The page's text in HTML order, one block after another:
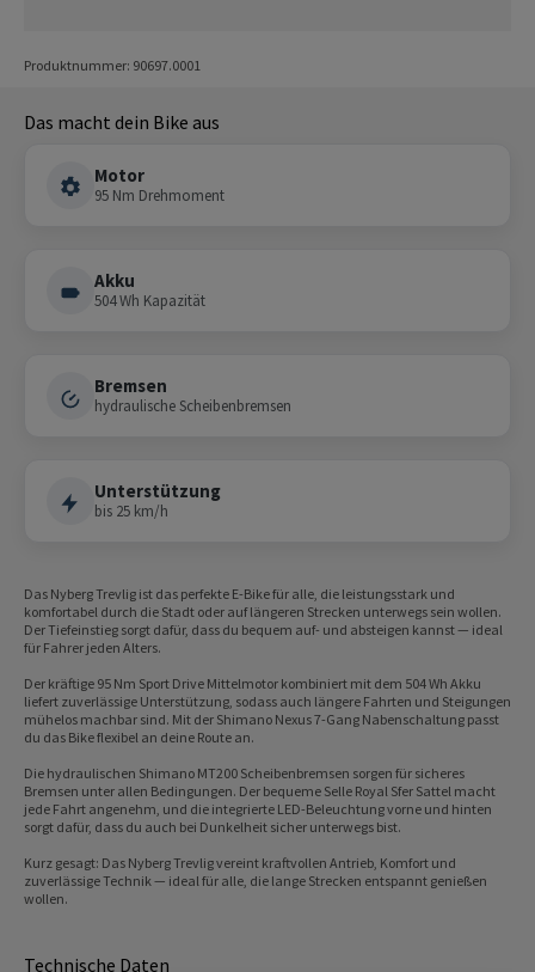
Produktnummer: 90697.0001
Das macht dein Bike aus
Motor
95 Nm Drehmoment
Akku
504 Wh Kapazität
Bremsen
hydraulische Scheibenbremsen
Unterstützung
bis 25 km/h
Das Nyberg Trevlig ist das perfekte E-Bike für alle, die leistungsstark und
komfortabel durch die Stadt oder auf längeren Strecken unterwegs sein wollen.
Der Tiefeinstieg sorgt dafür, dass du bequem auf- und absteigen kannst — ideal
für Fahrer jeden Alters.
Der kräftige 95 Nm Sport Drive Mittelmotor kombiniert mit dem 504 Wh Akku
liefert zuverlässige Unterstützung, sodass auch längere Fahrten und Steigungen
mühelos machbar sind. Mit der Shimano Nexus 7-Gang Nabenschaltung passt
du das Bike flexibel an deine Route an.
Die hydraulischen Shimano MT200 Scheibenbremsen sorgen für sicheres
Bremsen unter allen Bedingungen. Der bequeme Selle Royal Sfer Sattel macht
jede Fahrt angenehm, und die integrierte LED-Beleuchtung vorne und hinten
sorgt dafür, dass du auch bei Dunkelheit sicher unterwegs bist.
Kurz gesagt: Das Nyberg Trevlig vereint kraftvollen Antrieb, Komfort und
zuverlässige Technik — ideal für alle, die lange Strecken entspannt genießen
wollen.
Technische Daten